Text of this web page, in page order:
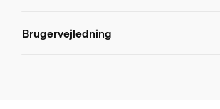
8719514873179
Brugervejledning